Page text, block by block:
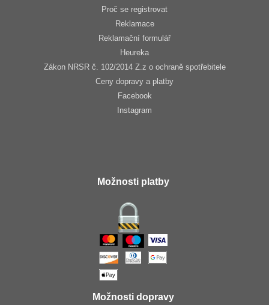
Proč se registrovat
Reklamace
Reklamační formulář
Heureka
Zákon NRSR č. 102/2014 Z.z o ochraně spotřebitele
Ceny dopravy a platby
Facebook
Instagram
Možnosti platby
Možnosti dopravy